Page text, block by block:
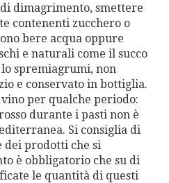
dimagrimento, smettere
contenenti zucchero o
bere acqua oppure
e naturali come il succo
spremiagrumi, non
e conservato in bottiglia.
per qualche periodo:
durante i pasti non è
Si consiglia di
dei prodotti che si
è obbligatorio che su di
le quantità di questi